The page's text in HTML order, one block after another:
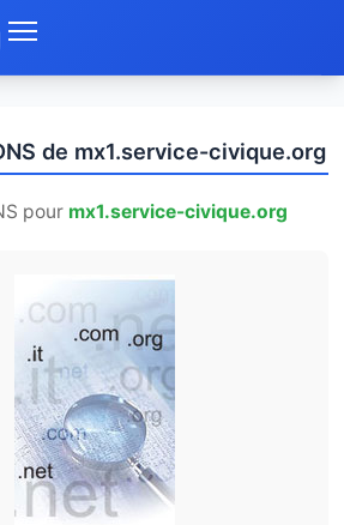
de mx1.service-civique.org
pour mx1.service-civique.org